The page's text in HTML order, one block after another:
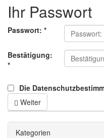
Ihr Passwort
Passwort: *
Bestätigung:
*
Die
Weiter
Kategorien